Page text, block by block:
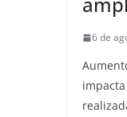
6 de